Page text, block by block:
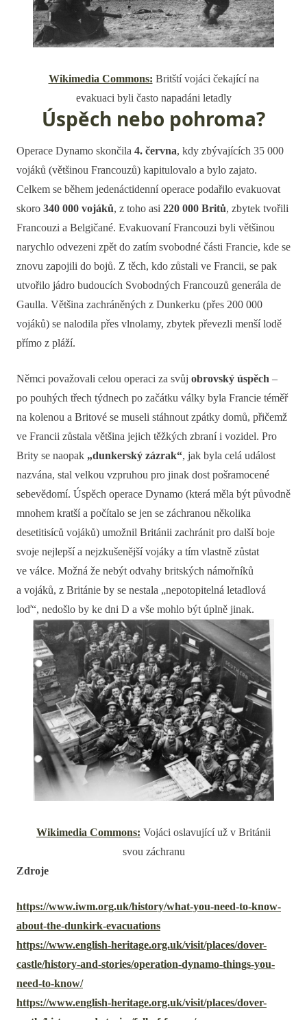
Wikimedia Commons: Britští vojáci čekající na
evakuaci byli často napadáni letadly
Úspěch nebo pohroma?
Operace Dynamo skončila 4. června, kdy zbývajících 35 000
vojáků (většinou Francouzů) kapitulovalo a bylo zajato.
Celkem se během jedenáctidenní operace podařilo evakuovat
skoro 340 000 vojáků, z toho asi 220 000 Britů, zbytek tvořili
Francouzi a Belgičané. Evakuovaní Francouzi byli většinou
narychlo odvezeni zpět do zatím svobodné části Francie, kde se
znovu zapojili do bojů. Z těch, kdo zůstali ve Francii, se pak
utvořilo jádro budoucích Svobodných Francouzů generála de
Gaulla. Většina zachráněných z Dunkerku (přes 200 000
vojáků) se nalodila přes vlnolamy, zbytek převezli menší lodě
přímo z pláží.
Němci považovali celou operaci za svůj obrovský úspěch –
po pouhých třech týdnech po začátku války byla Francie téměř
na kolenou a Britové se museli stáhnout zpátky domů, přičemž
ve Francii zůstala většina jejich těžkých zbraní i vozidel. Pro
Brity se naopak „dunkerský zázrak“, jak byla celá událost
nazvána, stal velkou vzpruhou pro jinak dost pošramocené
sebevědomí. Úspěch operace Dynamo (která měla být původně
mnohem kratší a počítalo se jen se záchranou několika
desetitisíců vojáků) umožnil Británii zachránit pro další boje
svoje nejlepší a nejzkušenější vojáky a tím vlastně zůstat
ve válce. Možná že nebýt odvahy britských námořníků
a vojáků, z Británie by se nestala „nepotopitelná letadlová
loď“, nedošlo by ke dni D a vše mohlo být úplně jinak.
Wikimedia Commons: Vojáci oslavující už v Británii
svou záchranu
Zdroje
https://www.iwm.org.uk/history/what-you-need-to-know-
about-the-dunkirk-evacuations
https://www.english-heritage.org.uk/visit/places/dover-
castle/history-and-stories/operation-dynamo-things-you-
need-to-know/
https://www.english-heritage.org.uk/visit/places/dover-